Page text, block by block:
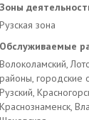
Зоны
Рузская зона
Обслуживаемые
Волоколамский,
районы, городские
Рузский,
Краснознаменск,